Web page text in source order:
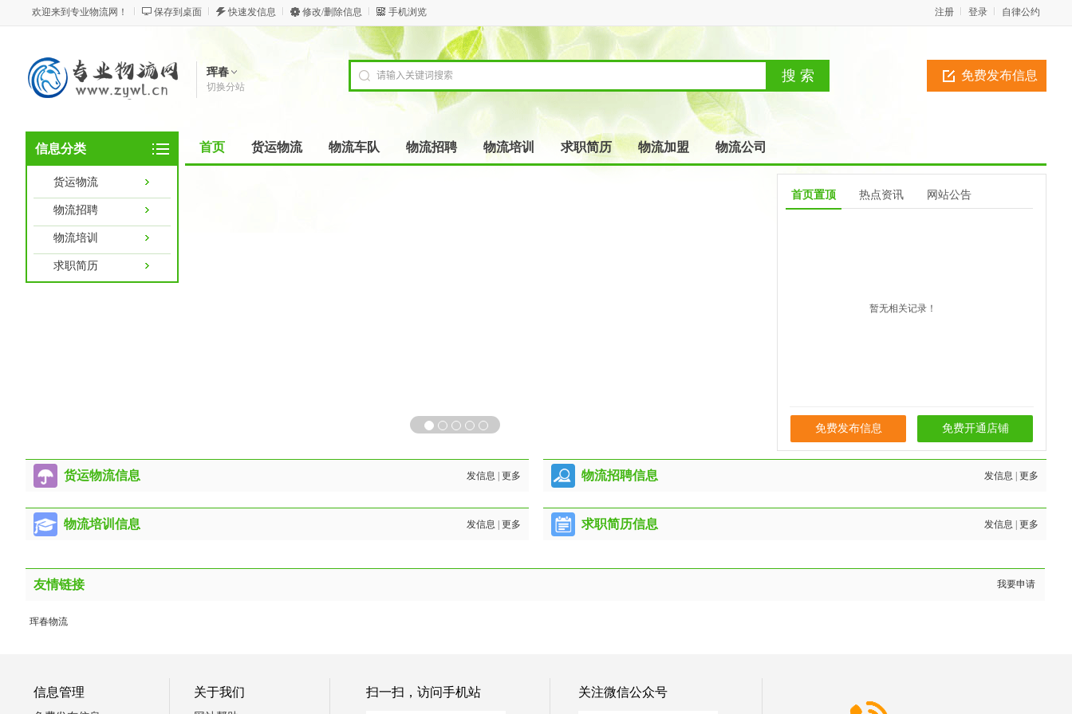
欢迎来到专业物流网！ 保存到桌面 快速发信息 修改/删除信息 手机浏览 自律公约
登录
注册
珲春
切换分站
免费发布信息
信息分类
货运物流
物流招聘
物流培训
求职简历
首页 货运物流 物流车队 物流招聘 物流培训 求职简历 物流加盟 物流公司
首页置顶 热点资讯 网站公告
暂无相关记录！
免费发布信息 免费开通店铺
货运物流信息 发信息 更多 物流招聘信息 发信息 更多
物流培训信息 发信息 更多 求职简历信息 发信息 更多
友情链接 我要申请
珲春物流
信息管理 关于我们 扫一扫，访问手机站 关注微信公众号